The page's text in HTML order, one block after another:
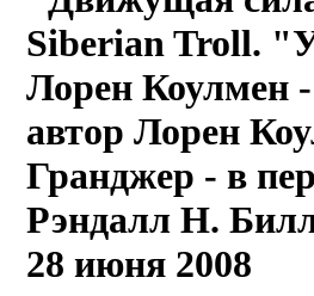
Siberian Troll.
Лорен Коулмен
автор Лорен
Гранджер - в
Рэндалл Н.
28 июня 2008